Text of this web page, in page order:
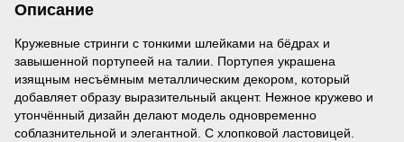
Описание
Кружевные стринги с тонкими шлейками на бёдрах и
завышенной портупеей на талии. Портупея украшена
изящным несъёмным металлическим декором, который
добавляет образу выразительный акцент. Нежное кружево и
утончённый дизайн делают модель одновременно
соблазнительной и элегантной. С хлопковой ластовицей.